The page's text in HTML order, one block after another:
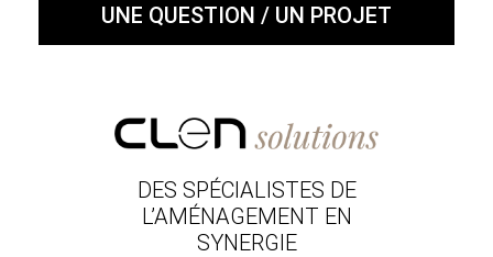
UNE QUESTION / UN PROJET
DES SPÉCIALISTES DE
L’AMÉNAGEMENT EN
SYNERGIE